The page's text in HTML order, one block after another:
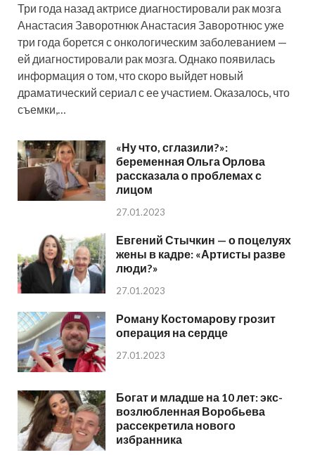
Три года назад актрисе диагностировали рак мозга
Анастасия Заворотнюк Анастасия Заворотнюс уже
три года борется с онкологическим заболеванием —
ей диагностировали рак мозга. Однако появилась
информация о том, что скоро выйдет новый
драматический сериал с ее участием. Оказалось, что
съемки,…
«Ну что, сглазили?»:
беременная Ольга Орлова
рассказала о проблемах с
лицом
27.01.2023
Евгений Стычкин — о поцелуях
жены в кадре: «Артисты разве
люди?»
27.01.2023
Роману Костомарову грозит
операция на сердце
27.01.2023
Богат и младше на 10 лет: экс-
возлюбленная Воробьева
рассекретила нового
избранника